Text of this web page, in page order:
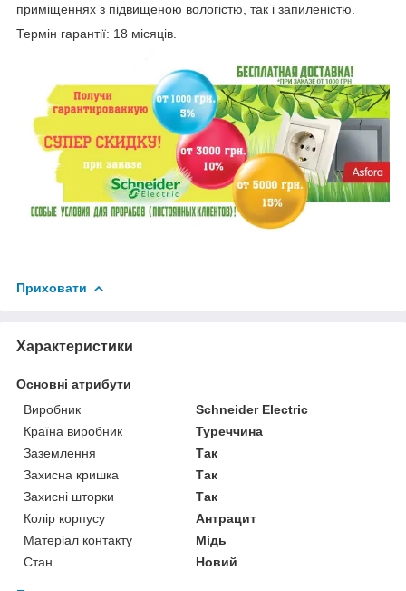
приміщеннях з підвищеною вологістю, так і запиленістю.
Термін гарантії: 18 місяців.
Приховати
Характеристики
Основні атрибути
Виробник
Schneider Electric
Країна виробник
Туреччина
Заземлення
Так
Захисна кришка
Так
Захисні шторки
Так
Колір корпусу
Антрацит
Матеріал контакту
Мідь
Стан
Новий